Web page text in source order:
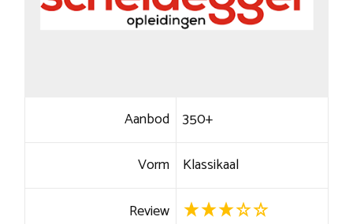
Aanbod 350+
Vorm Klassikaal
Review